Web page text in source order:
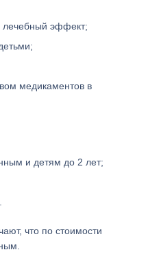
лечебный эффект;
медикаментов в
и детям до 2 лет;
что по стоимости